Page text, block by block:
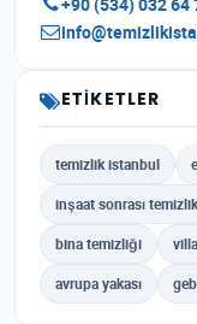
+90 (534) 032 64
ETIKETLER
temizlik istanbul
inşaat sonrası temizlik
bina temizliği
avrupa yakası